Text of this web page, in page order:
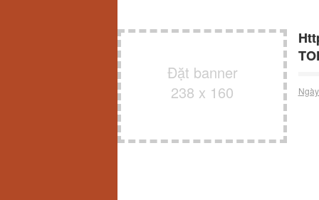
Đặt banner
238 x 160